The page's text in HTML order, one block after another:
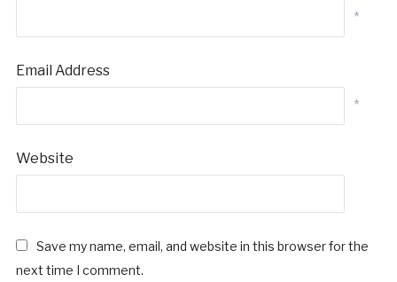
*
Email Address
*
Website
Save my name, email, and website in this browser for the
next time I comment.